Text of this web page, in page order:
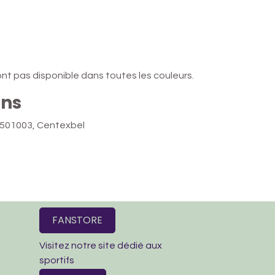
pas disponible dans toutes les couleurs.
Centexbel
FANSTORE
Visitez notre site dédié aux
sportifs